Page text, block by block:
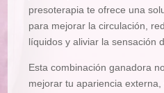
presoterapia te ofrece una
para mejorar la circulación,
líquidos y aliviar la sensación
Esta combinación ganadora
mejorar tu apariencia